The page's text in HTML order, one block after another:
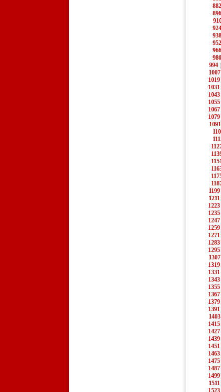
882
896
924
938
952
966
980
994
1007
1019
1031
1043
1055
1067
1079
1091
1199
1211
1223
1235
1247
1259
1271
1283
1295
1307
1319
1331
1343
1355
1367
1379
1391
1403
1415
1427
1439
1451
1463
1475
1487
1499
1511
1523